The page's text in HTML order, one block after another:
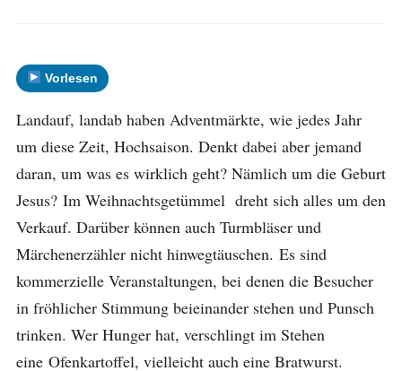
Vorlesen
Landauf, landab haben Adventmärkte, wie jedes Jahr
um diese Zeit, Hochsaison. Denkt dabei aber jemand
daran, um was es wirklich geht? Nämlich um die Geburt
Jesus? Im Weihnachtsgetümmel dreht sich alles um den
Verkauf. Darüber können auch Turmbläser und
Märchenerzähler nicht hinwegtäuschen. Es sind
kommerzielle Veranstaltungen, bei denen die Besucher
in fröhlicher Stimmung beieinander stehen und Punsch
trinken. Wer Hunger hat, verschlingt im Stehen
eine Ofenkartoffel, vielleicht auch eine Bratwurst.